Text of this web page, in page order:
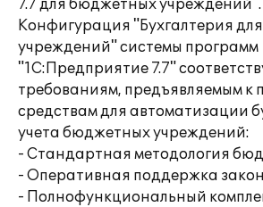
7.7 для бюджетных учреждений".
Конфигурация "Бухгалтерия
учреждений" системы программ
"1С:Предприятие 7.7"
требованиям, предъявляемым к
средствам для автоматизации
учета бюджетных учреждений:
- Стандартная методология
- Оперативная поддержка
- Полнофункциональный